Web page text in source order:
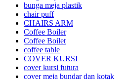
bunga meja plastik
chair puff
CHAIRS ARM
Coffee Boiler
Coffee Boilet
coffee table
COVER KURSI
cover kursi futura
cover meja bundar dan kotak